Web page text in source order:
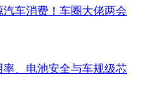
车消费！车圈大佬两会
、电池安全与车规级芯